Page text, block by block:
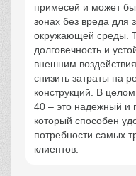
примесей и может
зонах без вреда для
окружающей среды.
долговечность и
внешним
снизить затраты на
конструкций. В
40 – это надежный и
который способен
потребности самых
клиентов.